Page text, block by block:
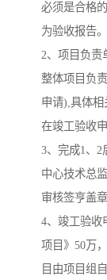
必须是合格
为验收报告
2、项目负责
整体项目负
申请),具体相
在竣工验收
3、完成1、2
中心技术总
审核签亨盖章
4、竣工验收
项目》50万
目由项目组